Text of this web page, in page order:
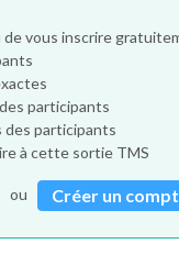
vous inscrire
participants
des participants
à cette sortie TMS
ou Créer un